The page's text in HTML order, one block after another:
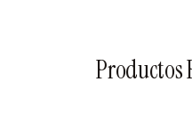
Productos